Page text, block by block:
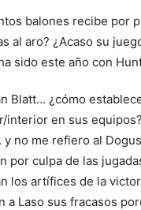
balones recibe por
al aro? ¿Acaso su
sido este año con
Blatt… ¿cómo
interior en sus
no me refiero al
por culpa de las
los artífices de la
a Laso sus fracasos